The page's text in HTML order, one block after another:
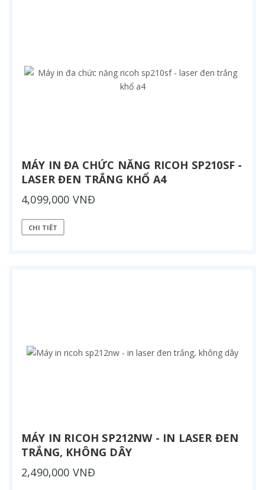
MÁY IN ĐA CHỨC NĂNG RICOH SP210SF -
LASER ĐEN TRẮNG KHỔ A4
4,099,000 VNĐ
CHI TIẾT
MÁY IN RICOH SP212NW - IN LASER ĐEN
TRẮNG, KHÔNG DÂY
2,490,000 VNĐ